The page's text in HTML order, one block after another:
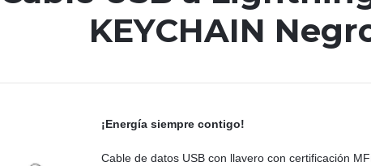
KEYCHAIN
¡Energía siempre contigo!
Cable de datos USB con llavero con certificación